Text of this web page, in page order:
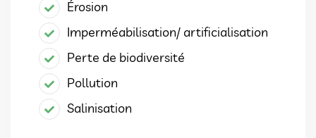
Érosion
Imperméabilisation/ artificialisation
Perte de biodiversité
Pollution
Salinisation